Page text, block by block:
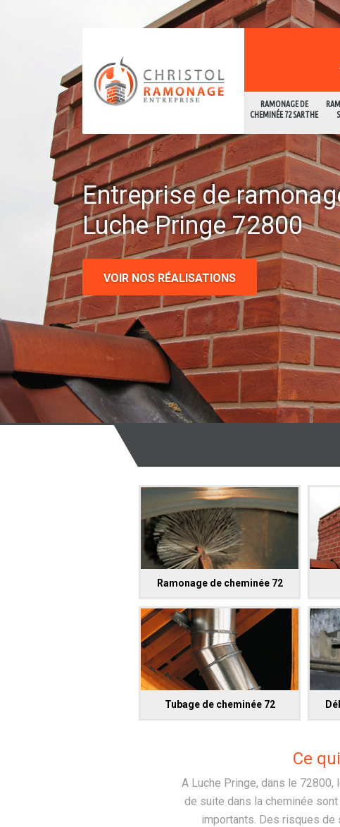
RAMONAGE DE
CHEMINÉE 72 SARTHE
Entreprise de
Luche Pringe 72800
VOIR NOS RÉALISATIONS
Ramonage de cheminée 72
Tubage de cheminée 72
Ce
A Luche Pringe, dans le
de suite dans la cheminée
importants. Des risques de